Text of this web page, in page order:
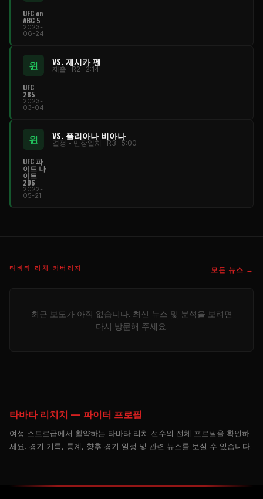
UFC on
ABC 5
2023-
06-24
윈 VS. 제시카 펜
제출 · R2 · 2:14
UFC
285
2023-
03-04
윈 VS. 폴리아나 비아나
결정 - 만장일치 · R3 · 5:00
UFC 파
이트 나
이트
206
2022-
05-21
타바타 리치 커버리지 모든 뉴스 →
최근 보도가 아직 없습니다. 최신 뉴스 및 분석을 보려면
다시 방문해 주세요.
타바타 리치치 — 파이터 프로필
여성 스트로급에서 활약하는 타바타 리치 선수의 전체 프로필을 확인하
세요. 경기 기록, 통계, 향후 경기 일정 및 관련 뉴스를 보실 수 있습니다.